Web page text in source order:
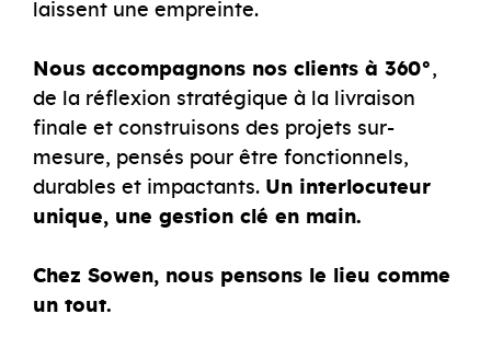
laissent une empreinte.
Nous accompagnons nos clients à 360°,
de la réflexion stratégique à la livraison
finale et construisons des projets sur-
mesure, pensés pour être fonctionnels,
durables et impactants. Un interlocuteur
unique, une gestion clé en main.
Chez Sowen, nous pensons le lieu comme
un tout.